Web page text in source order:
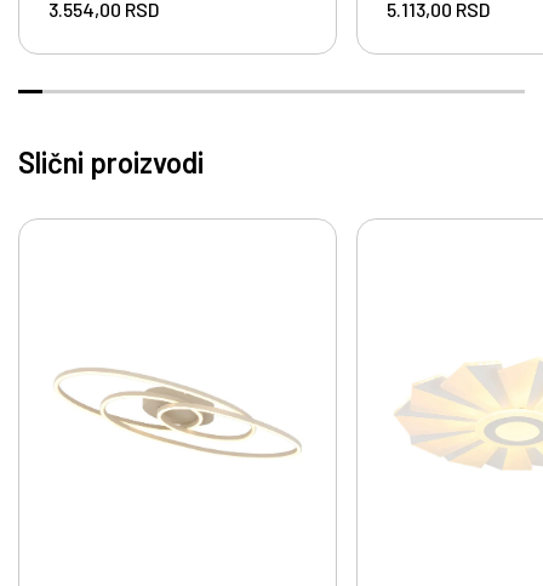
3.554,00 RSD 5.113,00 RSD
Slični proizvodi